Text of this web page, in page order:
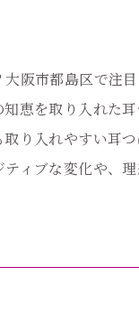
阪市都島区で注
恵を取り入れた
り入れやすい耳
ィブな変化や、